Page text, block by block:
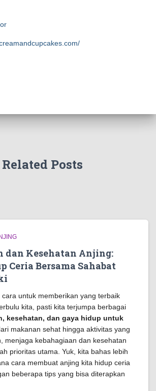
Related Posts
dan Kesehatan Anjing:
Ceria Bersama Sahabat
cara untuk memberikan yang terbaik
kita, pasti kita terjumpa berbagai
kesehatan, dan gaya hidup untuk
makanan sehat hingga aktivitas yang
menjaga kebahagiaan dan kesehatan
prioritas utama. Yuk, kita bahas lebih
cara membuat anjing kita hidup ceria
beberapa tips yang bisa diterapkan